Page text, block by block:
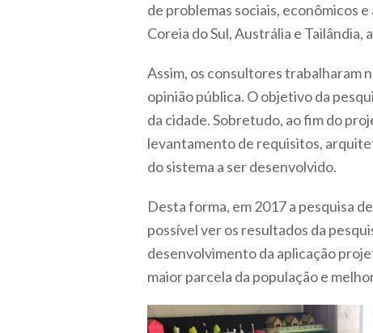
de problemas sociais, econômicos
Coreia do Sul, Austrália e
Assim, os consultores trabalharam
opinião pública. O objetivo da
da cidade. Sobretudo, ao fim do
levantamento de requisitos,
do sistema a ser desenvolvido.
Desta forma, em 2017 a pesquisa
possível ver os resultados da
desenvolvimento da aplicação
maior parcela da população e